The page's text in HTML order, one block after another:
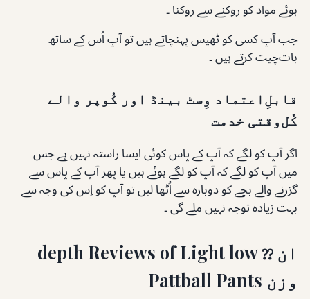
ہوئے مواد کو روکنے سے روکنا ۔
جب آپ کسی کو ٹھیس پہنچاتے ہیں تو آپ اُس کے ساتھ
بات‌چیت کرتے ہیں ۔
قابلِ‌اعتماد وِسٹ بینڈ اور کُوپر والے
کُل‌وقتی خدمت
اگر آپ کو لگے کہ آپ کے پاس کوئی ایسا راستہ نہیں ہے جس
میں آپ کو لگے کہ آپ کو لگے ہوئے ہیں یا پھر آپ کے پاس سے
گزرنے والے بچے کو دوبارہ سے اُٹھا لیں تو آپ کو اِس کی وجہ سے
بہت زیادہ توجہ نہیں ملے گی ۔
ان ⁇ depth Reviews of Light low
وزن Pattball Pants